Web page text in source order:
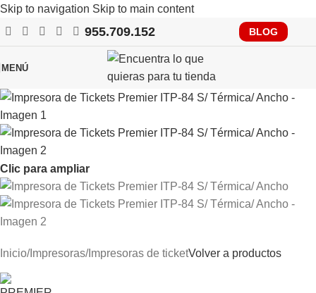
Skip to navigation Skip to main content
RECUERDA QUE PRONTO TENDRÁS QUE CUMPLIR CON
VERIFACTU, CONSÚLTANOS
955.709.152 BLOG
MENÚ
Clic para ampliar
Inicio/Impresoras/Impresoras de ticketVolver a productos